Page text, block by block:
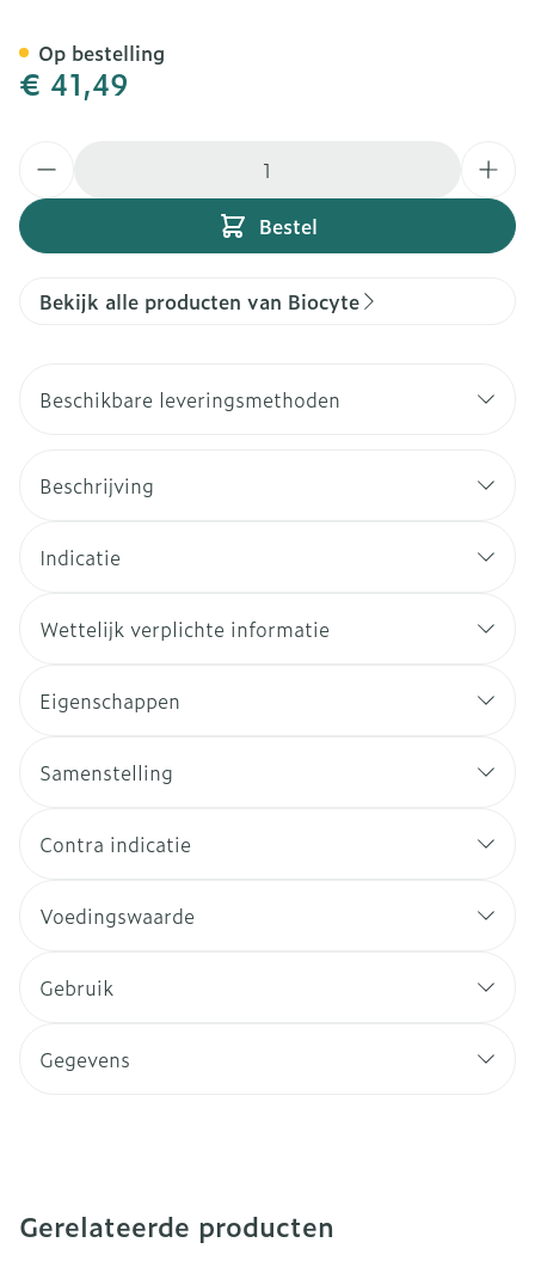
€ 41,49
Bestel
Op bestelling
Bekijk alle producten van Biocyte
Beschikbare leveringsmethoden
Beschrijving
Indicatie
Wettelijk verplichte informatie
Eigenschappen
Samenstelling
Contra indicatie
Voedingswaarde
Gebruik
Gegevens
Gerelateerde producten